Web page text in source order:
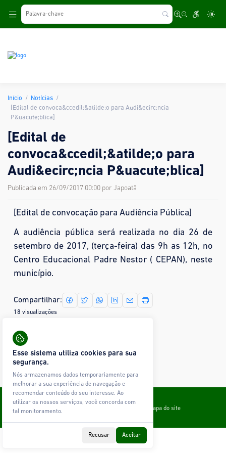
Início
Notícias
[Edital de convoca&ccedil;&atilde;o para Audi&ecirc;ncia
P&uacute;blica]
[Edital de
convoca&ccedil;&atilde;o para
Audi&ecirc;ncia P&uacute;blica]
Publicada em 26/09/2017 00:00 por Japoatã
[Edital de convocação para Audiência Pública]
A audiência pública será realizada no dia 26 de
setembro de 2017, (terça-feira) das 9h as 12h, no
Centro Educacional Padre Nestor ( CEPAN), neste
município.
Compartilhar:
18 visualizações
Mais fotos
Nenhuma imagem encontrada.
Contato
Mapa do site
Esse sistema utiliza cookies para sua
segurança.
Nós armazenamos dados temporariamente para
melhorar a sua experiência de navegação e
recomendar conteúdo do seu interesse. Ao
utilizar os nossos serviços, você concorda com
tal monitoramento.
Recusar Aceitar